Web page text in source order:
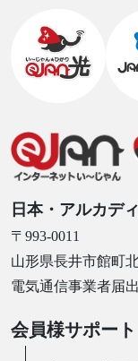
日本・アルカデ
〒993-0011
山形県長井市館町
電気通信事業者届
会員様サポート